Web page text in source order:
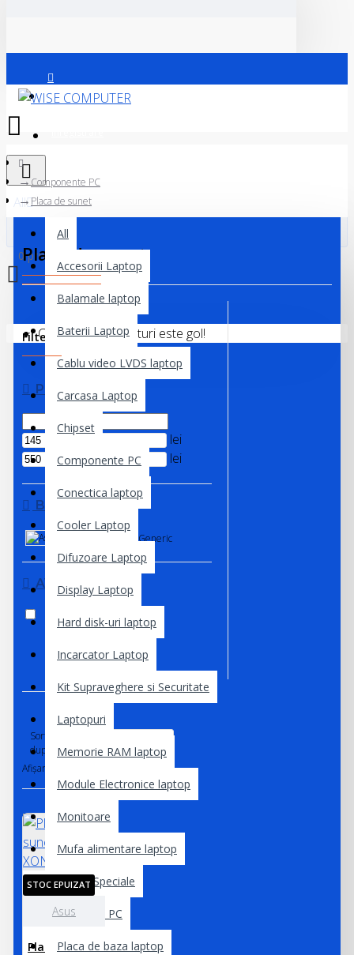
Logare
All
All
Accesorii Laptop
Balamale laptop
Baterii Laptop
Cablu video LVDS laptop
Carcasa Laptop
Chipset
Componente PC
Conectica laptop
Cooler Laptop
Difuzoare Laptop
Display Laptop
Hard disk-uri laptop
Incarcator Laptop
Kit Supraveghere si Securitate
Laptopuri
Memorie RAM laptop
Module Electronice laptop
Monitoare
Mufa alimentare laptop
Oferte Speciale
Periferice PC
Placa de baza laptop
0 produs(e) - 0,00 lei
Coșul de cumpărături este gol!
Componente PC
Placa de sunet
Placa de sunet
Filter Clear
PRICE
lei
lei
BRANDS
Generic
AVAILABILITY
Out of Stock
Sortare
după:
Afișare:
STOC EPUIZAT
Asus
Placa de sunet